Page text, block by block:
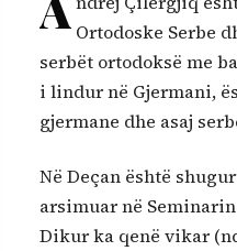
Ortodoske Serbe
serbët ortodoksë me
i lindur në Gjermani,
gjermane dhe asaj
Në Deçan është
arsimuar në
Dikur ka qenë vikar